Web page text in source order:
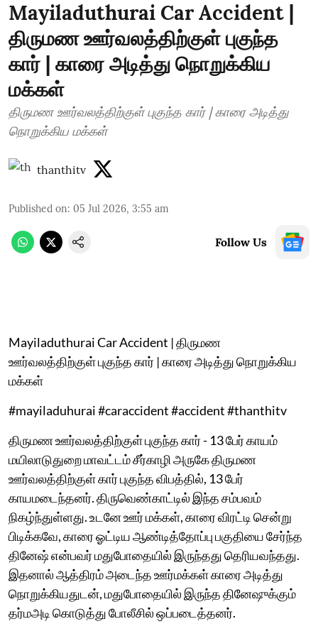
Mayiladuthurai Car Accident |
திருமண ஊர்வலத்திற்குள் புகுந்த
கார் | காரை அடித்து நொறுக்கிய
மக்கள்
திருமண ஊர்வலத்திற்குள் புகுந்த கார் | காரை அடித்து
நொறுக்கிய மக்கள்
thanthitv
Published on: 05 Jul 2026, 3:55 am
Follow Us
Mayiladuthurai Car Accident | திருமண
ஊர்வலத்திற்குள் புகுந்த கார் | காரை அடித்து நொறுக்கிய
மக்கள்
#mayiladuhurai #caraccident #accident #thanthitv
திருமண ஊர்வலத்திற்குள் புகுந்த கார் - 13 பேர் காயம்
மயிலாடுதுறை மாவட்டம் சீர்காழி அருகே திருமண
ஊர்வலத்திற்குள் கார் புகுந்த விபத்தில், 13 பேர்
காயமடைந்தனர். திருவெண்காட்டில் இந்த சம்பவம்
நிகழ்ந்துள்ளது. உடனே ஊர் மக்கள், காரை விரட்டி சென்று
பிடிக்கவே, காரை ஓட்டிய ஆண்டித்தோப்பு பகுதியை சேர்ந்த
தினேஷ் என்பவர் மதுபோதையில் இருந்தது தெரியவந்தது.
இதனால் ஆத்திரம் அடைந்த ஊர்மக்கள் காரை அடித்து
நொறுக்கியதுடன், மதுபோதையில் இருந்த தினேஷுக்கும்
தர்மஅடி கொடுத்து போலீசில் ஒப்படைத்தனர்.